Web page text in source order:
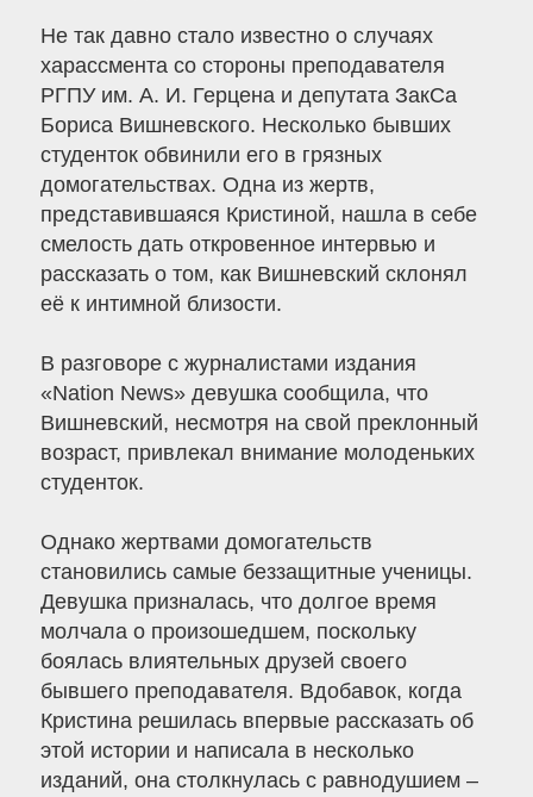
Не так давно стало известно о случаях
харассмента со стороны преподавателя
РГПУ им. А. И. Герцена и депутата ЗакСа
Бориса Вишневского. Несколько бывших
студенток обвинили его в грязных
домогательствах. Одна из жертв,
представившаяся Кристиной, нашла в себе
смелость дать откровенное интервью и
рассказать о том, как Вишневский склонял
её к интимной близости.
В разговоре с журналистами издания
«Nation News» девушка сообщила, что
Вишневский, несмотря на свой преклонный
возраст, привлекал внимание молоденьких
студенток.
Однако жертвами домогательств
становились самые беззащитные ученицы.
Девушка призналась, что долгое время
молчала о произошедшем, поскольку
боялась влиятельных друзей своего
бывшего преподавателя. Вдобавок, когда
Кристина решилась впервые рассказать об
этой истории и написала в несколько
изданий, она столкнулась с равнодушием –